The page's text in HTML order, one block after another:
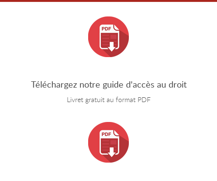
Téléchargez notre guide d'accès au droit
Livret gratuit au format PDF